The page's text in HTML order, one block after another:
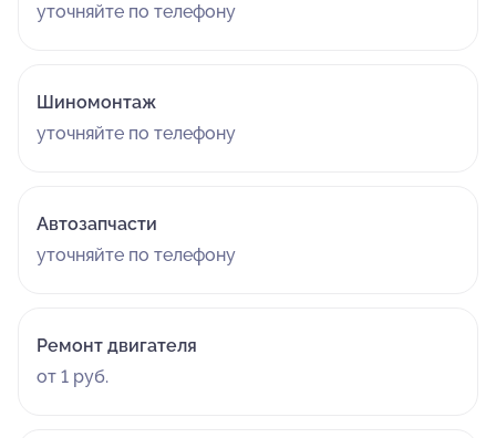
уточняйте по телефону
Шиномонтаж
уточняйте по телефону
Автозапчасти
уточняйте по телефону
Ремонт двигателя
от 1 руб.